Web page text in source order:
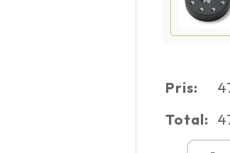
Pris:
Total: